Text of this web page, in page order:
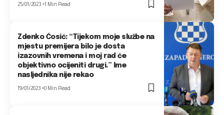
25/01/2023 1 Min Read
Zdenko Ćosić: “Tijekom moje službe na
mjestu premijera bilo je dosta
izazovnih vremena i moj rad će
objektivno ocijeniti drugi.” Ime
nasljednika nije rekao
19/01/2023 0 Min Read